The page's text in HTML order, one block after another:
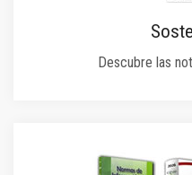
Descubre las